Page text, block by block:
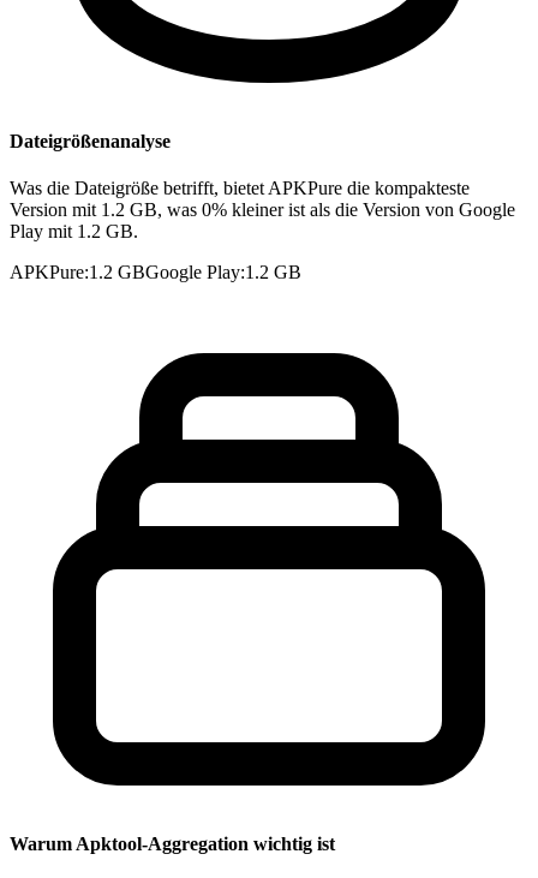
Dateigrößenanalyse
Was die Dateigröße betrifft, bietet APKPure die kompakteste
Version mit 1.2 GB, was 0% kleiner ist als die Version von Google
Play mit 1.2 GB.
APKPure:1.2 GBGoogle Play:1.2 GB
Warum Apktool-Aggregation wichtig ist